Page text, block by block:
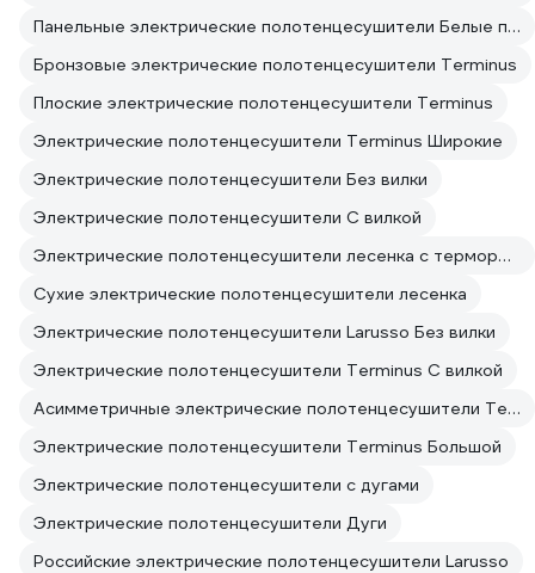
Панельные электрические полотенцесушители Белые полотенцесушители
Бронзовые электрические полотенцесушители Terminus
Плоские электрические полотенцесушители Terminus
Электрические полотенцесушители Terminus Широкие
Электрические полотенцесушители Без вилки
Электрические полотенцесушители С вилкой
Электрические полотенцесушители лесенка с терморегулятором
Сухие электрические полотенцесушители лесенка
Электрические полотенцесушители Larusso Без вилки
Электрические полотенцесушители Terminus С вилкой
Асимметричные электрические полотенцесушители Terminus
Электрические полотенцесушители Terminus Большой
Электрические полотенцесушители с дугами
Электрические полотенцесушители Дуги
Российские электрические полотенцесушители Larusso